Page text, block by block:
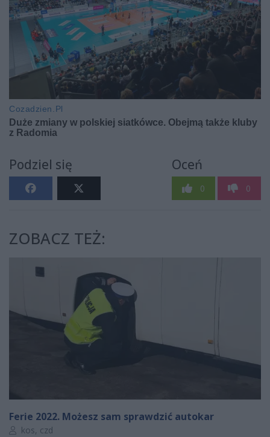
Podziel się Oceń
0 0
ZOBACZ TEŻ:
Ferie 2022. Możesz sam sprawdzić autokar
Autor artykułu:
kos, czd